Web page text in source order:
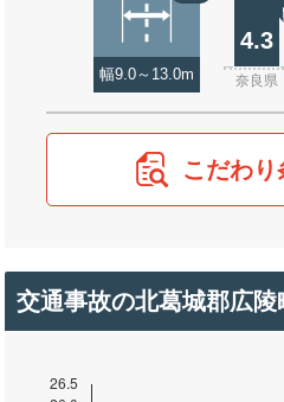
幅9.0～13.0m
4.3
奈良県
こだわ
交通事故の北葛城郡広